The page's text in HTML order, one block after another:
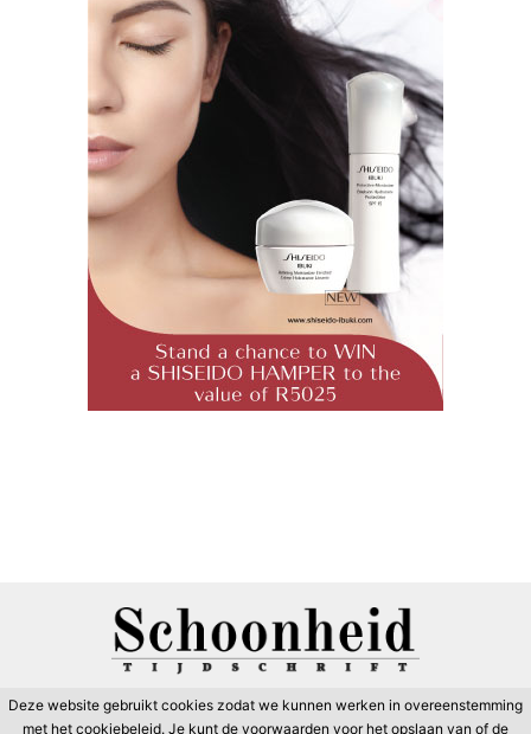
Deze website gebruikt cookies zodat we kunnen werken in overeenstemming
met het cookiebeleid. Je kunt de voorwaarden voor het opslaan van of de